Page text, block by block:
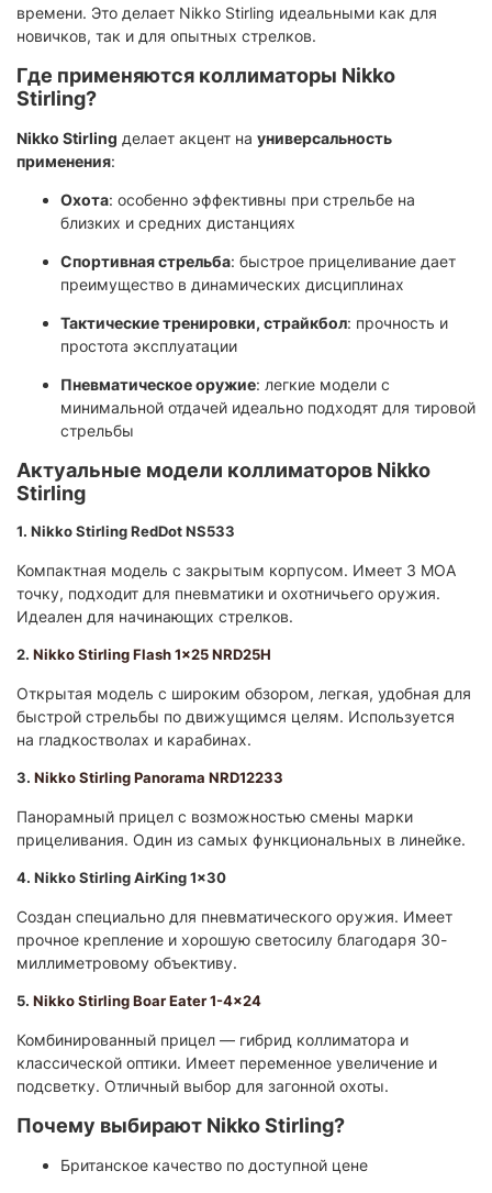
времени. Это делает Nikko Stirling идеальными как для
новичков, так и для опытных стрелков.
Где применяются коллиматоры Nikko
Stirling?
Nikko Stirling делает акцент на универсальность
применения:
Охота: особенно эффективны при стрельбе на
близких и средних дистанциях
Спортивная стрельба: быстрое прицеливание дает
преимущество в динамических дисциплинах
Тактические тренировки, страйкбол: прочность и
простота эксплуатации
Пневматическое оружие: легкие модели с
минимальной отдачей идеально подходят для тировой
стрельбы
Актуальные модели коллиматоров Nikko
Stirling
1. Nikko Stirling RedDot NS533
Компактная модель с закрытым корпусом. Имеет 3 MOA
точку, подходит для пневматики и охотничьего оружия.
Идеален для начинающих стрелков.
2. Nikko Stirling Flash 1x25 NRD25H
Открытая модель с широким обзором, легкая, удобная для
быстрой стрельбы по движущимся целям. Используется
на гладкостволах и карабинах.
3. Nikko Stirling Panorama NRD12233
Панорамный прицел с возможностью смены марки
прицеливания. Один из самых функциональных в линейке.
4. Nikko Stirling AirKing 1x30
Создан специально для пневматического оружия. Имеет
прочное крепление и хорошую светосилу благодаря 30-
миллиметровому объективу.
5. Nikko Stirling Boar Eater 1-4x24
Комбинированный прицел — гибрид коллиматора и
классической оптики. Имеет переменное увеличение и
подсветку. Отличный выбор для загонной охоты.
Почему выбирают Nikko Stirling?
Британское качество по доступной цене